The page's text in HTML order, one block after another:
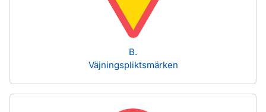
B.
Väjningspliktsmärken